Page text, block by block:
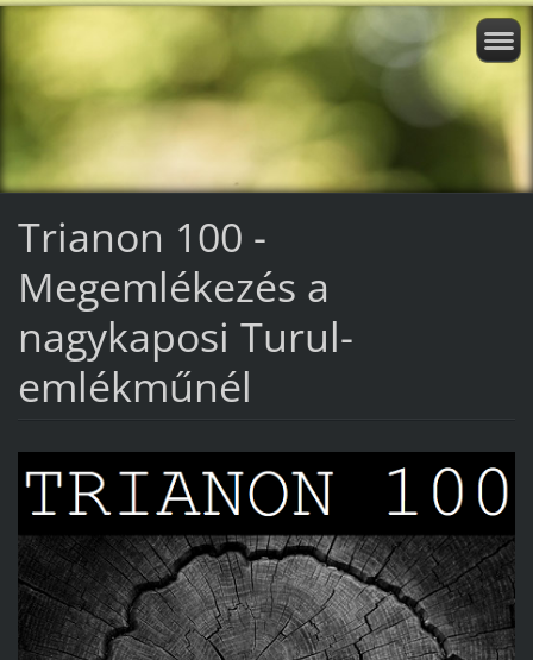
Trianon 100 -
Megemlékezés a
nagykaposi Turul-
emlékműnél